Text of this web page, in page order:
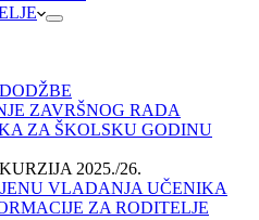
ZAVRŠNOG RADA
ZA ŠKOLSKU GODINU
2025./26.
VLADANJA UČENIKA
ZA RODITELJE